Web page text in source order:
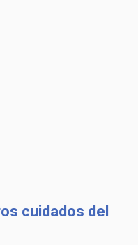
cuidados del